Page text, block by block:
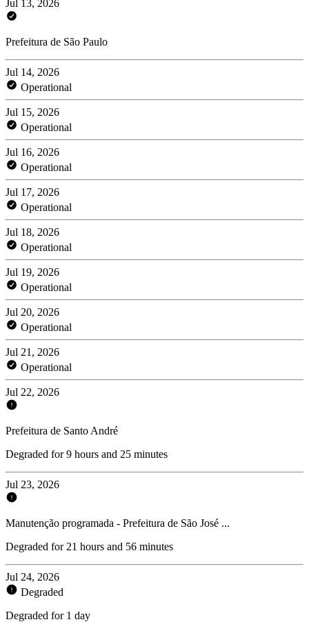
Jul 13, 2026
Prefeitura de São Paulo
Jul 14, 2026
Operational
Jul 15, 2026
Operational
Jul 16, 2026
Operational
Jul 17, 2026
Operational
Jul 18, 2026
Operational
Jul 19, 2026
Operational
Jul 20, 2026
Operational
Jul 21, 2026
Operational
Jul 22, 2026
Prefeitura de Santo André
Degraded for 9 hours and 25 minutes
Jul 23, 2026
Manutenção programada - Prefeitura de São José ...
Degraded for 21 hours and 56 minutes
Jul 24, 2026
Degraded
Degraded for 1 day